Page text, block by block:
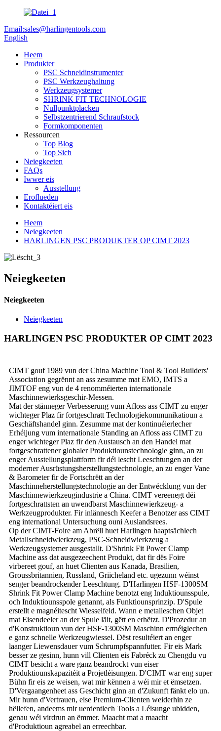
Email:sales@harlingentools.com
English
Heem
Produkter
PSC Schneidinstrumenter
PSC Werkzeughaltung
Werkzeugsystemer
SHRINK FIT TECHNOLOGIE
Nullpunktplacken
Selbstzentrierend Schraufstock
Formkomponenten
Ressourcen
Top Blog
Top Sich
Neiegkeeten
FAQs
Iwwer eis
Ausstellung
Eroflueden
Kontaktéiert eis
Heem
Neiegkeeten
HARLINGEN PSC PRODUKTER OP CIMT 2023
Neiegkeeten
Neiegkeeten
Neiegkeeten
HARLINGEN PSC PRODUKTER OP CIMT 2023
CIMT gouf 1989 vun der China Machine Tool & Tool Builders'
Association gegrënnt an ass zesumme mat EMO, IMTS a
JIMTOF eng vun de 4 renomméierten internationale
Maschinnewierksgeschir-Messen.
Mat der stänneger Verbesserung vum Afloss ass CIMT zu enger
wichteger Plaz fir fortgeschratt Technologiekommunikatioun a
Geschäftshandel ginn. Zesumme mat der kontinuéierlecher
Erhéijung vum internationale Standing an Afloss ass CIMT zu
enger wichteger Plaz fir den Austausch an den Handel mat
fortgeschrattener globaler Produktiounstechnologie ginn, an zu
enger Ausstellungsplattform fir déi lescht Leeschtungen an der
moderner Ausrüstungsherstellungstechnologie, an zu enger Vane
& Barometer fir de Fortschrëtt an der
Maschinneherstellungstechnologie an der Entwécklung vun der
Maschinnewierkzeugindustrie a China. CIMT vereenegt déi
fortgeschrattsten an uwendbarst Maschinnewierkzeug- a
Werkzeugprodukter. Fir inlännesch Keefer a Benotzer ass CIMT
eng international Untersuchung ouni Auslandsrees.
Op der CIMT-Foire am Abrëll huet Harlingen haaptsächlech
Metallschneidwierkzeug, PSC-Schneidwierkzeug a
Werkzeugsystemer ausgestallt. D'Shrink Fit Power Clamp
Machine ass dat ausgezeechent Produkt, dat fir dës Foire
virbereet gouf, an huet Clienten aus Kanada, Brasilien,
Groussbritannien, Russland, Griicheland etc. ugezunn wéinst
senger beandrockender Leeschtung. D'Harlingen HSF-1300SM
Shrink Fit Power Clamp Machine benotzt eng Induktiounsspule,
och Induktiounsspole genannt, als Funktiounsprinzip. D'Spule
erstellt e magnéitescht Wiesselfeld. Wann e metalleschen Objet
mat Eisendeeler an der Spule läit, gëtt en erhëtzt. D'Prozedur an
d'Konstruktioun vun der HSF-1300SM Maschinn erméiglechen
e ganz schnelle Werkzeugwiessel. Dëst resultéiert an enger
laanger Liewensdauer vum Schrumpfspannfutter. Fir eis Mark
besser ze gesinn, hunn vill Clienten eis Fabréck zu Chengdu vu
CIMT besicht a ware ganz beandrockt vun eiser
Produktiounskapazitéit a Projetléisungen. D'CIMT war eng super
Bühn fir eis ze weisen, wat mir kënnen a wéi mir et ëmsetzen.
D'Vergaangenheet ass Geschicht ginn an d'Zukunft fänkt elo un.
Mir hunn d'Vertrauen, eise Premium-Clienten weiderhin ze
hëllefen, andeems mir uerdentlech Tools a Léisunge ubidden,
genau wéi virdrun an ëmmer. Maacht mat a maacht
d'Produktioun agreabel an erreechbar.